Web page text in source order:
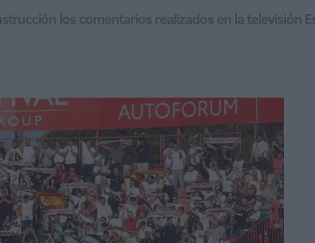
los comentarios realizados en la televisión